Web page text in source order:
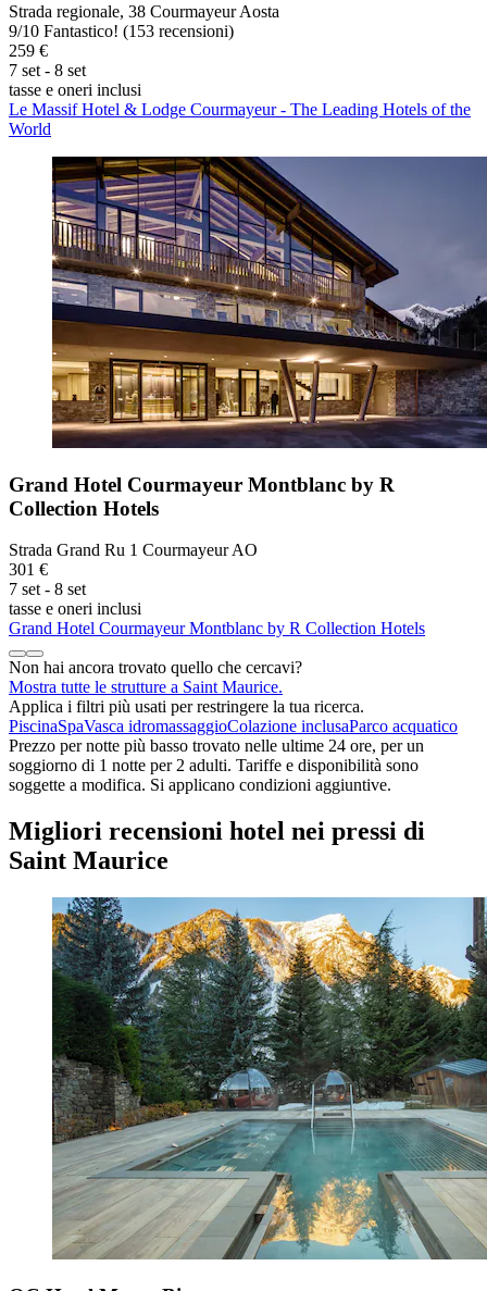
Strada regionale, 38 Courmayeur Aosta
9/10 Fantastico! (153 recensioni)
259 €
7 set - 8 set
tasse e oneri inclusi
Le Massif Hotel & Lodge Courmayeur - The Leading Hotels of the
World
Grand Hotel Courmayeur Montblanc by R
Collection Hotels
Strada Grand Ru 1 Courmayeur AO
301 €
7 set - 8 set
tasse e oneri inclusi
Grand Hotel Courmayeur Montblanc by R Collection Hotels
Non hai ancora trovato quello che cercavi?
Mostra tutte le strutture a Saint Maurice.
Applica i filtri più usati per restringere la tua ricerca.
PiscinaSpaVasca idromassaggioColazione inclusaParco acquatico
Prezzo per notte più basso trovato nelle ultime 24 ore, per un
soggiorno di 1 notte per 2 adulti. Tariffe e disponibilità sono
soggette a modifica. Si applicano condizioni aggiuntive.
Migliori recensioni hotel nei pressi di
Saint Maurice